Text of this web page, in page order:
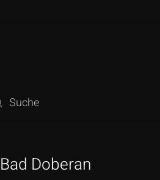
Suche
Doberan